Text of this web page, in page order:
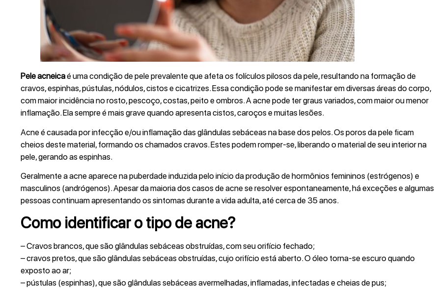
Pele acneicaé uma condição de pele prevalente que afeta os folículos pilosos da pele, resultando na formação de
cravos, espinhas, pústulas, nódulos, cistos e cicatrizes. Essa condição pode se manifestar em diversas áreas do corpo,
com maior incidência no rosto, pescoço, costas, peito e ombros. A acne pode ter graus variados, com maior ou menor
inflamação. Ela sempre é mais grave quando apresenta cistos, caroços e muitas lesões.
Acne é causada por infecção e/ou inflamação das glândulas sebáceas na base dos pelos. Os poros da pele ficam
cheios deste material, formando os chamados cravos. Estes podem romper-se, liberando o material de seu interior na
pele, gerando as espinhas.
Geralmente a acne aparece na puberdade induzida pelo início da produção de hormônios femininos (estrógenos) e
masculinos (andrógenos). Apesar da maioria dos casos de acne se resolver espontaneamente, há exceções e algumas
pessoas continuam apresentando os sintomas durante a vida adulta, até cerca de 35 anos.
Como identificar o tipo de acne?
– Cravos brancos, que são glândulas sebáceas obstruídas, com seu orifício fechado;
– cravos pretos, que são glândulas sebáceas obstruídas, cujo orifício está aberto. O óleo torna-se escuro quando
exposto ao ar;
– pústulas (espinhas), que são glândulas sebáceas avermelhadas, inflamadas, infectadas e cheias de pus;